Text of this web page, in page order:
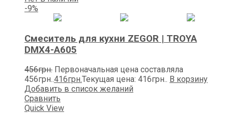
-9%
Смеситель для кухни ZEGOR | TROYA
DMX4-A605
456грн. Первоначальная цена составляла
456грн..416грн.Текущая цена: 416грн.. В корзину
Добавить в список желаний
Сравнить
Quick View